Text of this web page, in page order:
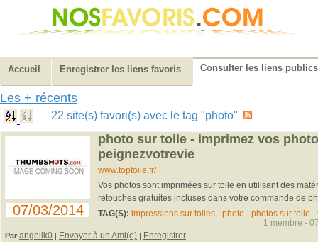
Accueil Enregistrer les liens favoris Consulter les liens publics
Les + récents
22 site(s) favori(s) avec le tag "photo"
07/03/2014
photo sur toile - imprimez vos
peignezvotrevie
www.toptoile.fr/
Vos photos sont imprimées sur toile en utilisant des
retouches gratuites incluses dans votre commande de
TAG(S): impressions sur toiles- photo- photos sur toile -
Par angelik0 | Envoyer à un Ami(e) | Enregistrer
1 membre -